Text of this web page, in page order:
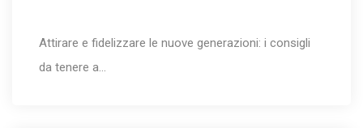
Attirare e fidelizzare le nuove generazioni: i consigli
da tenere a…